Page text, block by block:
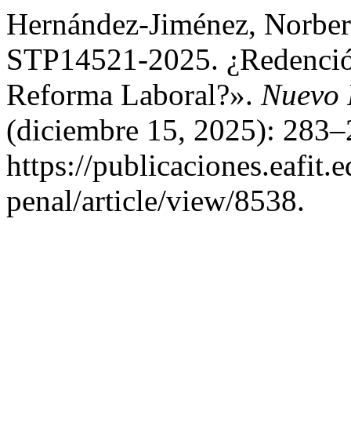
Hernández-Jiménez,
STP14521-2025.
Reforma Laboral?». Nuevo
(diciembre 15, 2025):
https://
penal/article/view/8538.